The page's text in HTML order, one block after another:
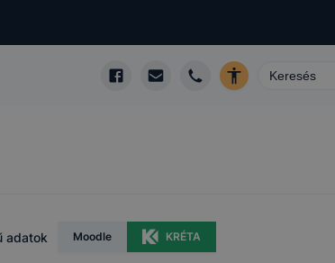
adatok Moodle KRÉTA